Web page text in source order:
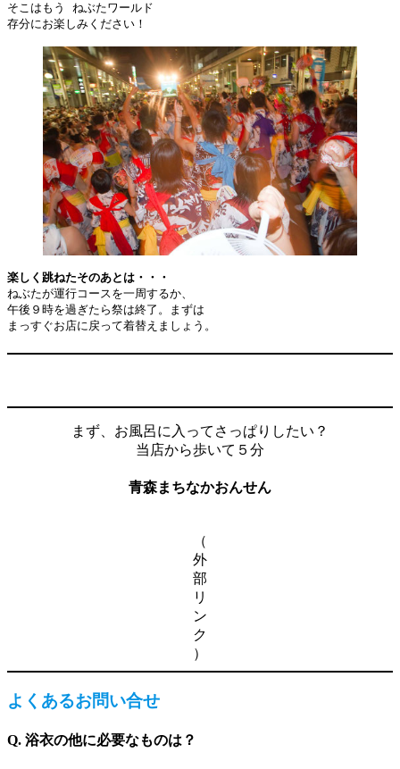
そこはもう ねぶたワールド
存分にお楽しみください！
楽しく跳ねたそのあとは・・・
ねぶたが運行コースを一周するか、
午後９時を過ぎたら祭は終了。まずは
まっすぐお店に戻って着替えましょう。
まず、お風呂に入ってさっぱりしたい？
当店から歩いて５分
青森まちなかおんせん
（
外
部
リ
ン
ク
）
よくあるお問い合せ
Q. 浴衣の他に必要なものは？